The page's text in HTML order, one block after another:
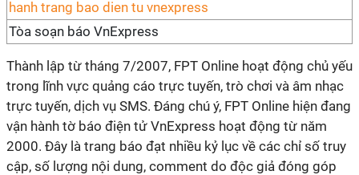
Tòa soạn báo VnExpress
Thành lập từ tháng 7/2007, FPT Online hoạt động chủ yếu
trong lĩnh vực quảng cáo trực tuyến, trò chơi và âm nhạc
trực tuyến, dịch vụ SMS. Đáng chú ý, FPT Online hiện đang
vận hành tờ báo điện tử VnExpress hoạt động từ năm
2000. Đây là trang báo đạt nhiều kỷ lục về các chỉ số truy
cập, số lượng nội dung, comment do độc giả đóng góp